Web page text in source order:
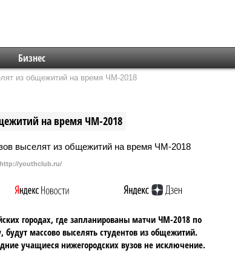
Бизнес
из общежитий на время ЧМ-2018
на время ЧМ-2018
http://youthclub.ru/
городах, где запланированы матчи ЧМ-2018 по
будут массово выселять студентов из общежитий.
учащиеся нижегородских вузов не исключение.